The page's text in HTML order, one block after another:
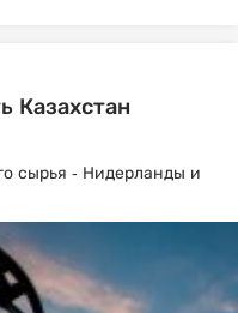
Казахстан
сырья - Нидерланды и